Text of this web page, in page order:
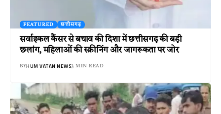
FEATURED छत्तीसगढ़
सर्वाइकल कैंसर से बचाव की दिशा में छत्तीसगढ़ की बड़ी
छलांग, महिलाओं की स्क्रीनिंग और जागरूकता पर जोर
BYHUM VATAN NEWS3 MIN READ